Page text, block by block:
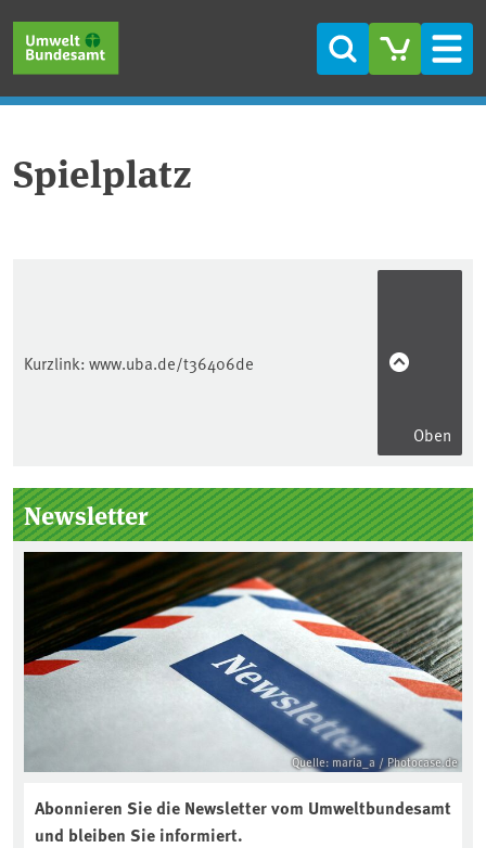
Suche
Spielplatz
Kurzlink: www.uba.de/t36406de
Oben
Seitenleiste
Newsletter
Quelle: maria_a / Photocase.de
Abonnieren Sie die Newsletter vom Umweltbundesamt
und bleiben Sie informiert.